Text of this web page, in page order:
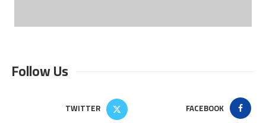
Follow Us
FACEBOOK
TWITTER